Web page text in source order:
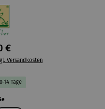
€
Versandkosten
14 Tage
auswählen